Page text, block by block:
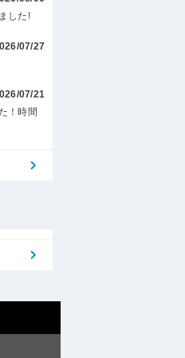
した!
07/27
07/21
！時間